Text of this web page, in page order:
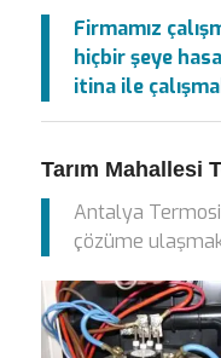
Firmamız
hiçbir şeye
itina ile
Tarım Mahallesi
Antalya
çözüme